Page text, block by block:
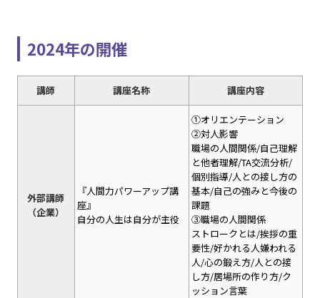
2024年の開催
講師 講座名称 講座内容
外部講師
（企業）
『人間力パワーアップ講
座』
自分の人生は自分が主役
①オリエンテーション
②対人影響
職場の人間関係/自己理解
と他者理解/TA交流分析/
個別指導/人との接し方の
基本/自己の強みと今後の
課題
③職場の人間関係
ストロークとは/挨拶の重
要性/好かれる人嫌われる
人/心の鍛え方/人との接
し方/居場所の作り方/ク
ッション言葉